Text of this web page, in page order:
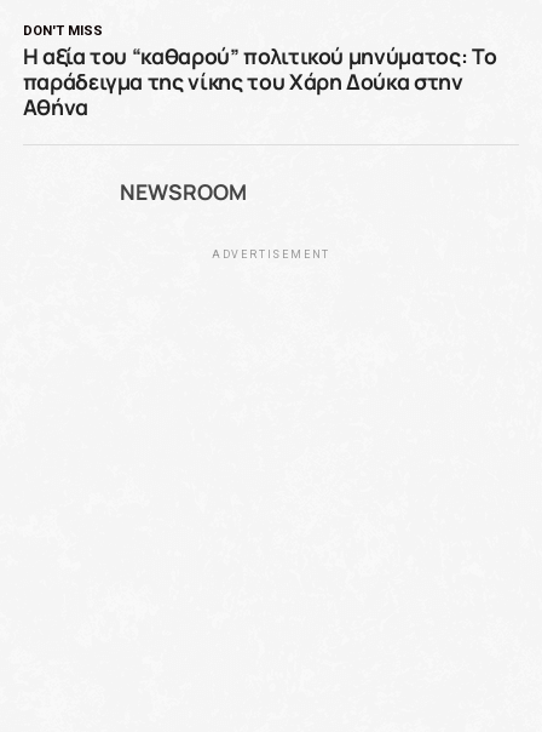
DON'T MISS
Η αξία του “καθαρού” πολιτικού μηνύματος: Το
παράδειγμα της νίκης του Χάρη Δούκα στην
Αθήνα
NEWSROOM
ADVERTISEMENT